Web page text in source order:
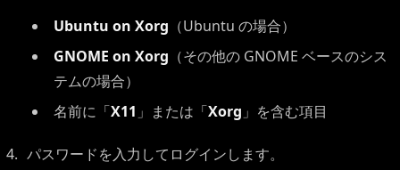
Ubuntu on Xorg （Ubuntu の場合）
GNOME on Xorg （その他の GNOME ベースのシス
テムの場合）
名前に「X11 」または「Xorg 」を含む項目
パスワードを入力してログインします。